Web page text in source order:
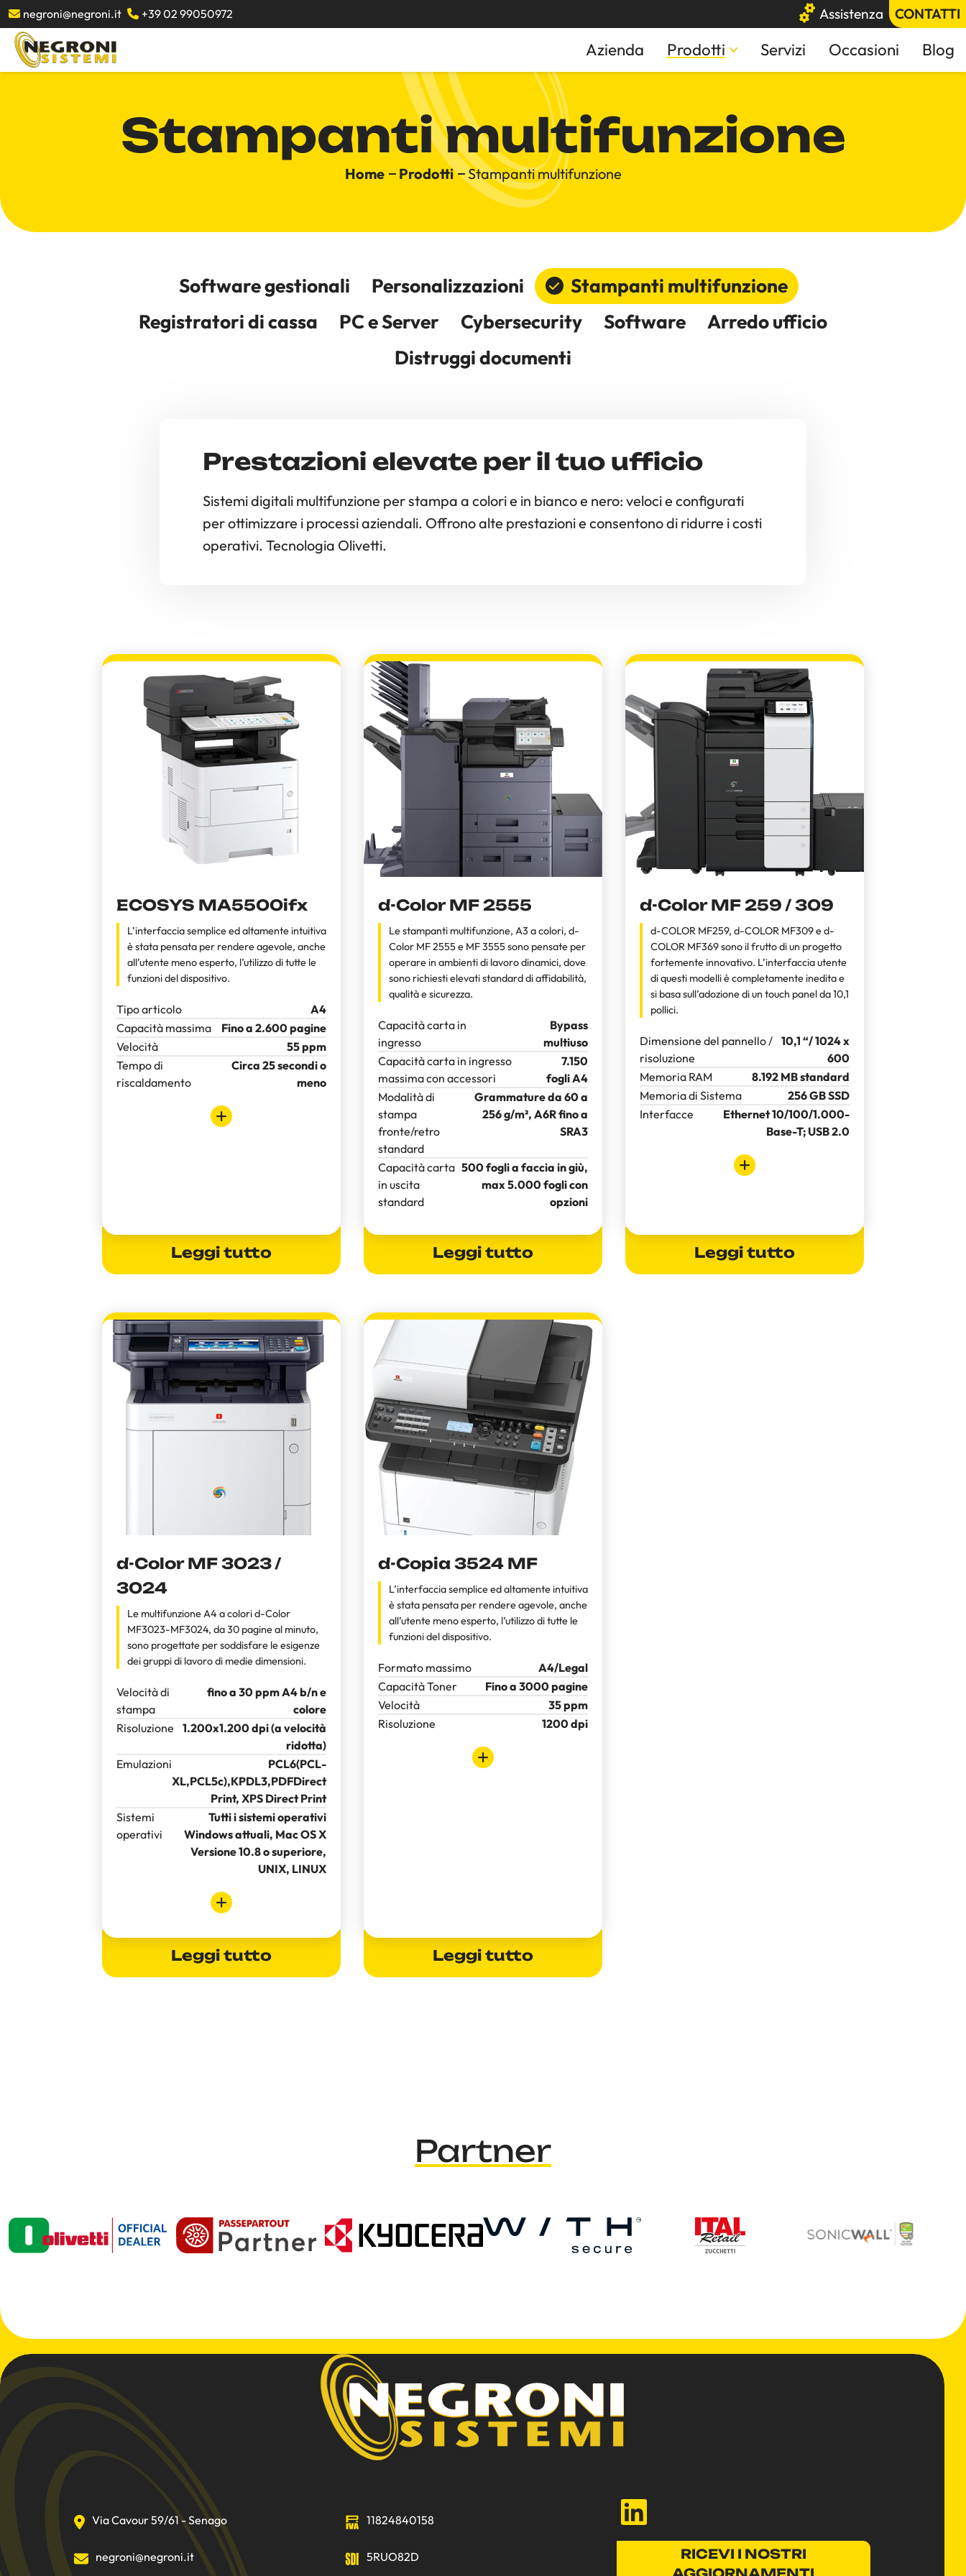
negroni@negroni.it +39 02 99050972 Assistenza CONTATTI
Azienda Prodotti Servizi Occasioni Blog
Stampanti multifunzione
Home Prodotti Stampanti multifunzione
Software gestionali Personalizzazioni
Stampanti multifunzione
Registratori di cassa
PC e Server Cybersecurity Software
Arredo ufficio
Distruggi documenti
Prestazioni elevate per il tuo ufficio
Sistemi digitali multifunzione per stampa a colori e in bianco e nero: veloci e configurati
per ottimizzare i processi aziendali. Offrono alte prestazioni e consentono di ridurre i costi
operativi. Tecnologia Olivetti.
ECOSYS MA5500ifx
L’interfaccia semplice ed altamente intuitiva
è stata pensata per rendere agevole, anche
all’utente meno esperto, l’utilizzo di tutte le
funzioni del dispositivo.
Tipo articolo
A4
Capacità massima
Fino a 2.600 pagine
Velocità
55 ppm
Tempo di
riscaldamento
Circa 25 secondi o
meno
Leggi tutto
d-Color MF 2555
Le stampanti multifunzione, A3 a colori, d-
Color MF 2555 e MF 3555 sono pensate per
operare in ambienti di lavoro dinamici, dove
sono richiesti elevati standard di affidabilità,
qualità e sicurezza.
Capacità carta in
ingresso
Bypass
multiuso
Capacità carta in ingresso
massima con accessori
7.150
fogli A4
Modalità di
stampa
fronte/retro
standard
Grammature da 60 a
256 g/m², A6R fino a
SRA3
Capacità carta
in uscita
standard
500 fogli a faccia in giù,
max 5.000 fogli con
opzioni
Leggi tutto
d-Color MF 259 / 309
d-COLOR MF259, d-COLOR MF309 e d-
COLOR MF369 sono il frutto di un progetto
fortemente innovativo. L’interfaccia utente
di questi modelli è completamente inedita e
si basa sull’adozione di un touch panel da 10,1
pollici.
Dimensione del pannello /
risoluzione
10,1 “/ 1024 x
600
Memoria RAM
8.192 MB standard
Memoria di Sistema
256 GB SSD
Interfacce
Ethernet 10/100/1.000-
Base-T; USB 2.0
Leggi tutto
d-Color MF 3023 /
3024
Le multifunzione A4 a colori d-Color
MF3023-MF3024, da 30 pagine al minuto,
sono progettate per soddisfare le esigenze
dei gruppi di lavoro di medie dimensioni.
Velocità di
stampa
fino a 30 ppm A4 b/n e
colore
Risoluzione
1.200x1.200 dpi (a velocità
ridotta)
Emulazioni
PCL6(PCL-
XL,PCL5c),KPDL3,PDFDirect
Print, XPS Direct Print
Sistemi
operativi
Tutti i sistemi operativi
Windows attuali, Mac OS X
Versione 10.8 o superiore,
UNIX, LINUX
Leggi tutto
d-Copia 3524 MF
L’interfaccia semplice ed altamente intuitiva
è stata pensata per rendere agevole, anche
all’utente meno esperto, l’utilizzo di tutte le
funzioni del dispositivo.
Formato massimo
A4/Legal
Capacità Toner
Fino a 3000 pagine
Velocità
35 ppm
Risoluzione
1200 dpi
Leggi tutto
Partner
Via Cavour 59/61 - Senago
negroni@negroni.it
11824840158
5RUO82D
LinkedIn
RICEVI I NOSTRI